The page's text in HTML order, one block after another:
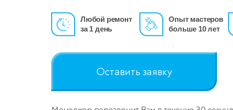
Любой ремонт
за 1 день
Опыт мастеров
больше 10 лет
Оставить заявку